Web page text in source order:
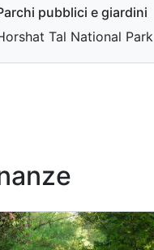
pubblici e giardini
Tal National Park